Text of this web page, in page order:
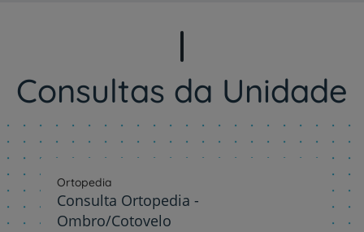
Consultas da Unidade
Ortopedia
Consulta Ortopedia -
Ombro/Cotovelo